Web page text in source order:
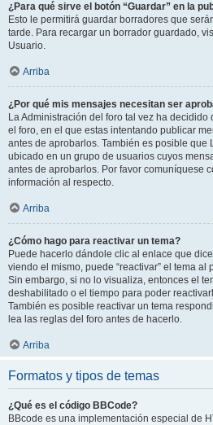
¿Para qué sirve el botón “Guardar” en la
Esto le permitirá guardar borradores que
tarde. Para recargar un borrador guardado,
Usuario.
Arriba
¿Por qué mis mensajes necesitan ser
La Administración del foro tal vez ha
el foro, en el que estas intentando publicar
antes de aprobarlos. También es posible que
ubicado en un grupo de usuarios cuyos
antes de aprobarlos. Por favor comuníquese
información al respecto.
Arriba
¿Cómo hago para reactivar un tema?
Puede hacerlo dándole clic al enlace que
viendo el mismo, puede “reactivar” el tema
Sin embargo, si no lo visualiza, entonces el
deshabilitado o el tiempo para poder
También es posible reactivar un tema
lea las reglas del foro antes de hacerlo.
Arriba
Formatos y tipos de temas
¿Qué es el código BBCode?
BBcode es una implementación especial de